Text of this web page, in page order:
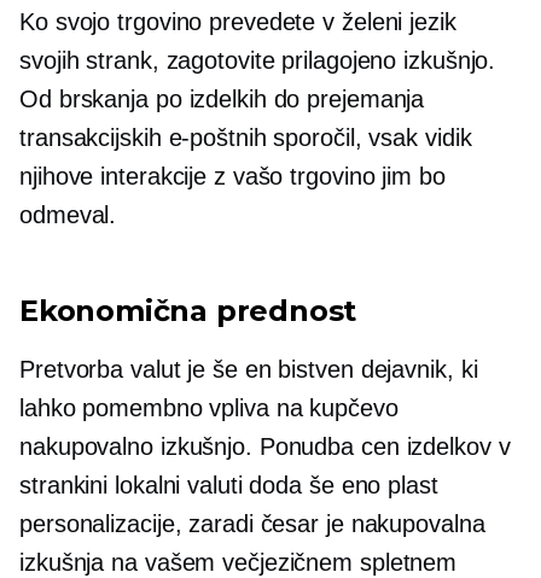
Ko svojo trgovino prevedete v želeni jezik
svojih strank, zagotovite prilagojeno izkušnjo.
Od brskanja po izdelkih do prejemanja
transakcijskih e-poštnih sporočil, vsak vidik
njihove interakcije z vašo trgovino jim bo
odmeval.
Ekonomična prednost
Pretvorba valut je še en bistven dejavnik, ki
lahko pomembno vpliva na kupčevo
nakupovalno izkušnjo. Ponudba cen izdelkov v
strankini lokalni valuti doda še eno plast
personalizacije, zaradi česar je nakupovalna
izkušnja na vašem večjezičnem spletnem